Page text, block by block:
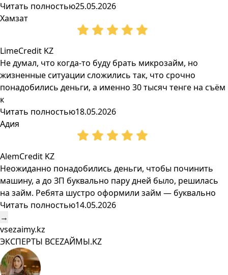
Читать полностью25.05.2026
Хамзат
LimeCredit KZ
Не думал, что когда-то буду брать микрозайм, но
жизненные ситуации сложились так, что срочно
понадобились деньги, а именно 30 тысяч тенге на съём
к
Читать полностью18.05.2026
Адия
AlemCredit KZ
Неожиданно понадобились деньги, чтобы починить
машину, а до ЗП буквально пару дней было, решилась
на займ. Ребята шустро оформили займ — буквально
Читать полностью14.05.2026
→
vsezaimy.kz
ЭКСПЕРТЫ ВСЕZAЙМЫ.KZ